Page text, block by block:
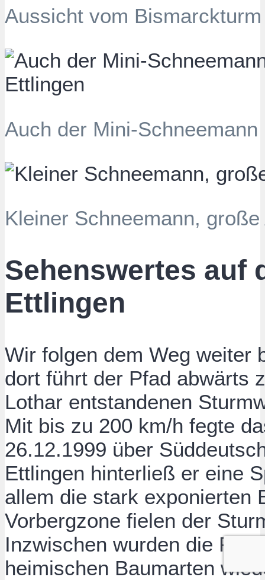
Aussicht vom
Auch der Mini-
Kleiner Schneemann,
Sehenswertes auf
Ettlingen
Wir folgen dem Weg weiter
dort führt der Pfad abwärts
Lothar entstandenen
Mit bis zu 200 km/h fegte
26.12.1999 über
Ettlingen hinterließ er eine
allem die stark exponierten
Vorbergzone fielen der
Inzwischen wurden die
heimischen Baumarten